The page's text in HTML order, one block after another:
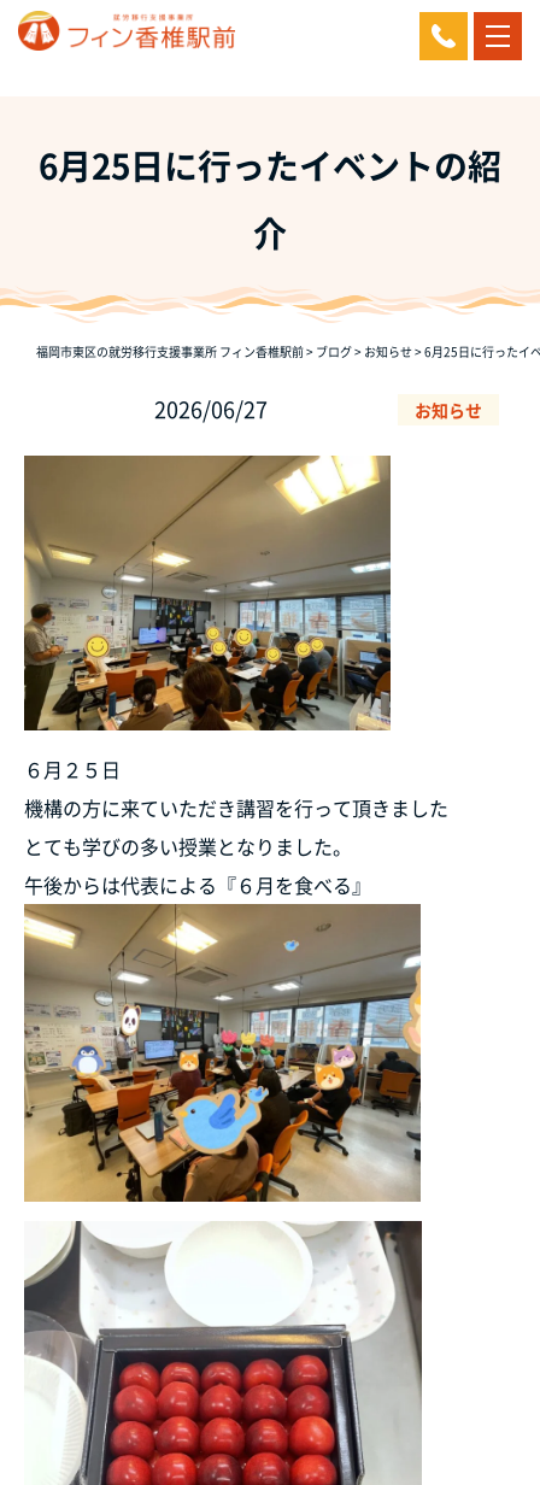
6月25日に行ったイベントの紹
介
福岡市東区の就労移行支援事業所 フィン香椎駅前> ブログ> お知らせ> 6月25日に行ったイ
2026/06/27 お知らせ
６月２５日
機構の方に来ていただき講習を行って頂きました
とても学びの多い授業となりました。
午後からは代表による『６月を食べる』